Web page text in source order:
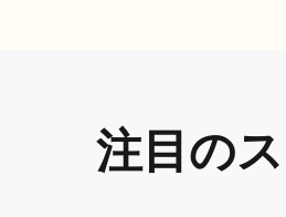
注目の